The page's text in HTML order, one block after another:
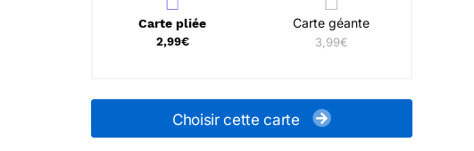
Carte pliée
2,99€
Carte géante
3,99€
Choisir cette carte